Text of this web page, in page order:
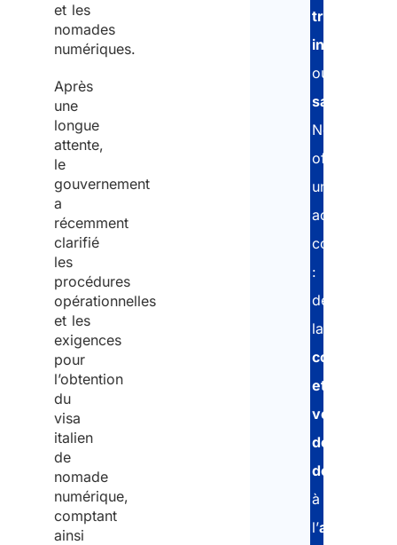
et les
nomades
numériques.
Après
une
longue
attente,
le
gouvernement
a
récemment
clarifié
les
procédures
opérationnelles
et les
exigences
pour
l’obtention
du
visa
italien
de
nomade
numérique,
comptant
ainsi
travailleurs
ou
salariés
Nous
offrons
un
complet
:
de
la
collecte
et
vérification
des
documents
à
l’assistance